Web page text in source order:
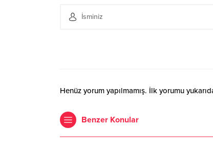
Henüz yorum yapılmamış. İlk yorumu
Benzer Konular